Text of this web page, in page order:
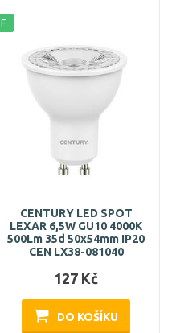
F
CENTURY LED SPOT
LEXAR 6,5W GU10 4000K
500Lm 35d 50x54mm IP20
CEN LX38-081040
127 Kč
DO KOŠÍKU